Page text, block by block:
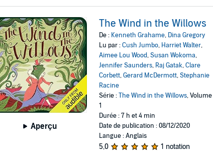
Aperçu
The Wind in the Willows
De : Kenneth Grahame, Dina Gregory
Lu par :Cush Jumbo, Harriet Walter,
Aimee Lou Wood,Susan Wokoma,
Jennifer Saunders, Raj Gatak,Clare
Corbett,Gerard McDermott,Stephanie
Racine
Série :The Wind in the Willows, Volume
1
Durée : 7 h et 4 min
Date de publication : 08/12/2020
Langue : Anglais
5,0 1 notation